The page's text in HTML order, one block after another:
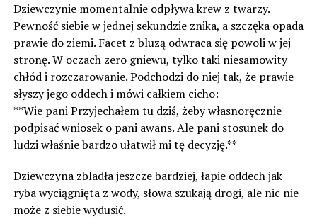
Dziewczynie momentalnie odpływa krew z twarzy.
Pewność siebie w jednej sekundzie znika, a szczęka opada
prawie do ziemi. Facet z bluzą odwraca się powoli w jej
stronę. W oczach zero gniewu, tylko taki niesamowity
chłód i rozczarowanie. Podchodzi do niej tak, że prawie
słyszy jego oddech i mówi całkiem cicho:
**Wie pani Przyjechałem tu dziś, żeby własnoręcznie
podpisać wniosek o pani awans. Ale pani stosunek do
ludzi właśnie bardzo ułatwił mi tę decyzję.**
Dziewczyna zbladła jeszcze bardziej, łapie oddech jak
ryba wyciągnięta z wody, słowa szukają drogi, ale nic nie
może z siebie wydusić.